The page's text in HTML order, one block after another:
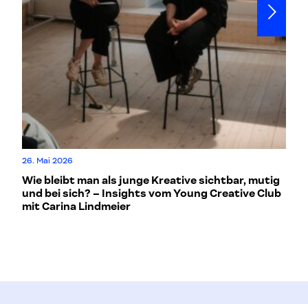
26. Mai 2026
Wie bleibt man als junge Kreative sichtbar, mutig
und bei sich? – Insights vom Young Creative Club
mit Carina Lindmeier